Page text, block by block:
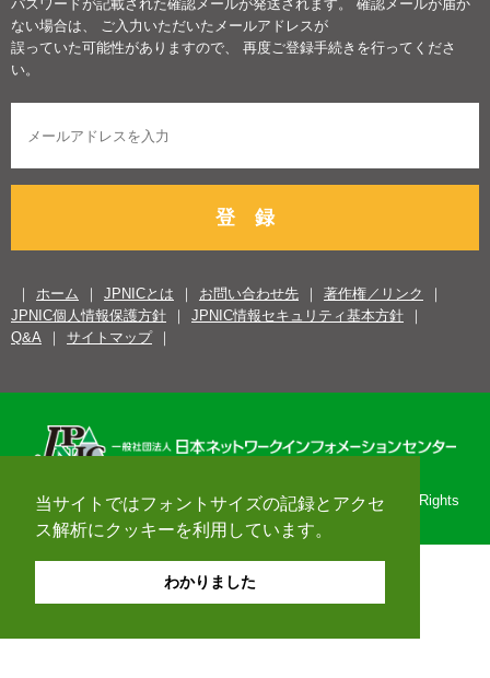
当サイトではフォントサイズの記録とアクセ
ス解析にクッキーを利用しています。
わかりました
パスワードが記載された確認メールが発送されます。 確認メールが届か
ない場合は、 ご入力いただいたメールアドレスが
誤っていた可能性がありますので、 再度ご登録手続きを行ってくださ
い。
登 録
ホーム JPNICとは お問い合わせ先
著作権／リンク
JPNIC個人情報保護方針
JPNIC情報セキュリティ基本方針
Q&A
サイトマップ
Copyright© 1996-2026 Japan Network Information Center. All Rights
Reserved.